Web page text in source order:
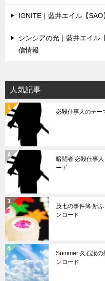
IGNITE｜藍井エイル【
シンシアの光｜藍井エイル
信情報
人気記事
必殺仕事人のテー
暗闘者 必殺仕事
ード
茂七の事件簿 新
ンロード
Summer 久石譲の
ンロード